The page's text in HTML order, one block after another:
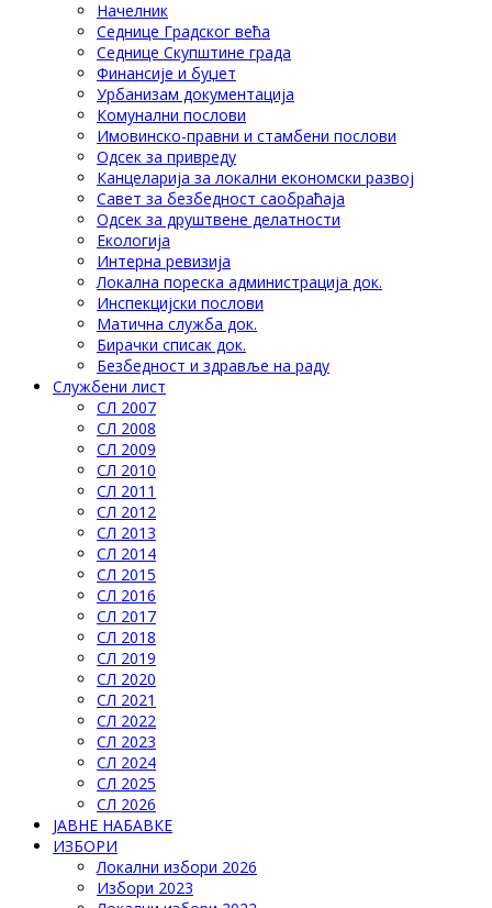
Начелник
Седнице Градског већа
Седнице Скупштине града
Финансије и буџет
Урбанизам документација
Комунални послови
Имовинско-правни и стамбени послови
Одсек за привреду
Канцеларија за локални економски развој
Савет за безбедност саобраћаја
Одсек за друштвене делатности
Eкологија
Интерна ревизија
Локална пореска администрација док.
Инспекцијски послови
Матична служба док.
Бирачки списак док.
Безбедност и здравље на раду
Службени лист
СЛ 2007
СЛ 2008
СЛ 2009
СЛ 2010
СЛ 2011
СЛ 2012
СЛ 2013
СЛ 2014
СЛ 2015
СЛ 2016
СЛ 2017
СЛ 2018
СЛ 2019
СЛ 2020
СЛ 2021
СЛ 2022
СЛ 2023
СЛ 2024
СЛ 2025
СЛ 2026
ЈАВНЕ НАБАВКЕ
ИЗБОРИ
Локални избори 2026
Избори 2023